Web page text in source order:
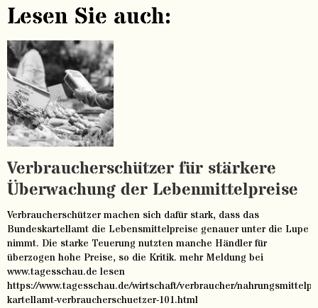
Lesen Sie auch:
Verbraucherschützer für stärkere
Überwachung der Lebenmittelpreise
Verbraucherschützer machen sich dafür stark, dass das
Bundeskartellamt die Lebensmittelpreise genauer unter die Lupe
nimmt. Die starke Teuerung nutzten manche Händler für
überzogen hohe Preise, so die Kritik. mehr Meldung bei
www.tagesschau.de lesen
https://www.tagesschau.de/wirtschaft/verbraucher/
kartellamt-verbraucherschuetzer-101.html